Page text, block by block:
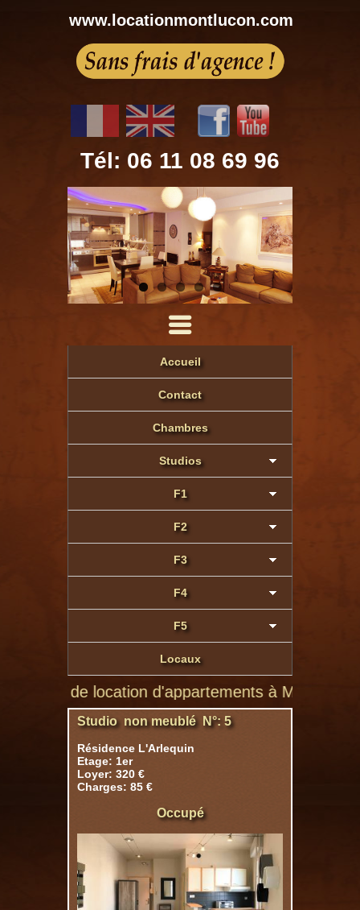
www.locationmontlucon.com
Tél: 06 11 08 69 96
Accueil
Contact
Chambres
Studios
F1
F2
F3
F4
F5
Locaux
de location d'appartements à Montluçon de
Studio non meublé N°: 5
Résidence L'Arlequin
Etage: 1er
Loyer: 320 €
Charges: 85 €
Occupé